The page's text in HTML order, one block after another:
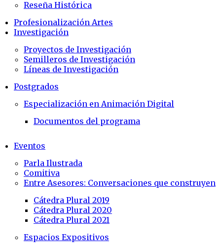
Reseña Histórica
Profesionalización Artes
Investigación
Proyectos de Investigación
Semilleros de Investigación
Líneas de Investigación
Postgrados
Especialización en Animación Digital
Documentos del programa
Eventos
Parla Ilustrada
Comitiva
Entre Asesores: Conversaciones que construyen
Cátedra Plural 2019
Cátedra Plural 2020
Cátedra Plural 2021
Espacios Expositivos